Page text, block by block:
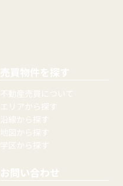
売買物件を探す
不動産売買について
エリアから探す
沿線から探す
地図から探す
学区から探す
お問い合わせ